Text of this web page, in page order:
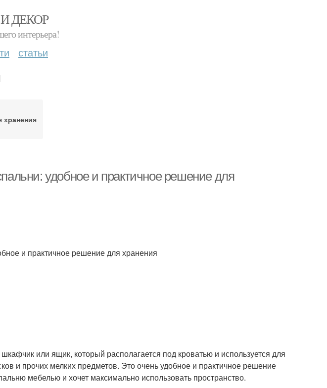
ДЕКОР
интерьера!
статьи
хранения
удобное и практичное решение для
и практичное решение для хранения
или ящик, который располагается под кроватью и используется для
и прочих мелких предметов. Это очень удобное и практичное решение
мебелью и хочет максимально использовать пространство.